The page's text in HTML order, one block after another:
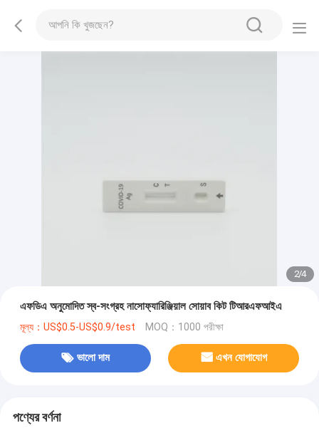
2/4
এফডিএ অনুমোদিত স্ব-সংগ্রহ নাসোফ্যারিঞ্জিয়াল সোয়াব কিট টিআরএফআইএ
মূল্য：US$0.5-US$0.9/test MOQ：1000 পরীক্ষা
ভালো দাম এখন যোগাযোগ
পণ্যের বর্ণনা